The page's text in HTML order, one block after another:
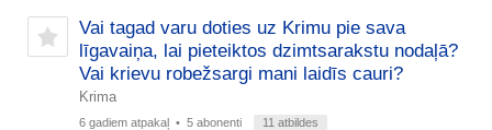
Vai tagad varu doties uz Krimu pie sava
līgavaiņa, lai pieteiktos dzimtsarakstu nodaļā?
Vai krievu robežsargi mani laidīs cauri?
Krima
6 gadiem atpakaļ • 5 abonenti 11 atbildes